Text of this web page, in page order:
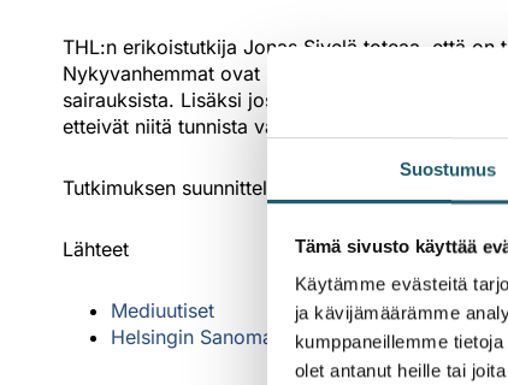
Suostumus
Tämä sivusto käyttää
Käytämme evästeitä
ja kävijämäärämme
kumppaneillemme
olet antanut heille tai
THL:n erikoistutkija Jonas Sivelä toteaa, että on
Nykyvanhemmat ovat syntyneet hyvän
sairauksista. Lisäksi jos lapsi sairastuu
etteivät niitä tunnista vanhemmat tai lääkäri.
Tutkimuksen suunnittelu ja rahoituksen
Lähteet
Mediuutiset
Helsingin Sanomat